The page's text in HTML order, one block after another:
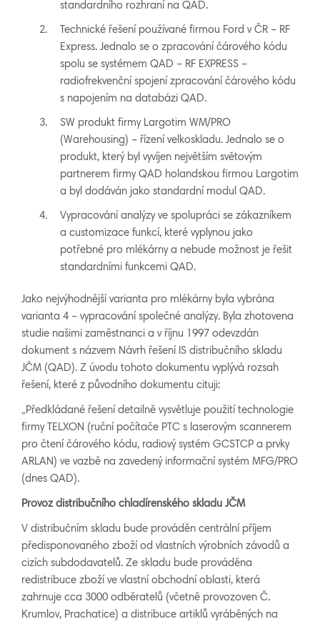
standardního rozhraní na QAD.
Technické řešení používané firmou Ford v ČR – RF
Express. Jednalo se o zpracování čárového kódu
spolu se systémem QAD – RF EXPRESS –
radiofrekvenční spojení zpracování čárového kódu
s napojením na databázi QAD.
SW produkt firmy Largotim WM/PRO
(Warehousing) – řízení velkoskladu. Jednalo se o
produkt, který byl vyvíjen největším světovým
partnerem firmy QAD holandskou firmou Largotim
a byl dodáván jako standardní modul QAD.
Vypracování analýzy ve spolupráci se zákazníkem
a customizace funkcí, které vyplynou jako
potřebné pro mlékárny a nebude možnost je řešit
standardními funkcemi QAD.
Jako nejvýhodnější varianta pro mlékárny byla vybrána
varianta 4 – vypracování společné analýzy. Byla zhotovena
studie našimi zaměstnanci a v říjnu 1997 odevzdán
dokument s názvem Návrh řešení IS distribučního skladu
JČM (QAD). Z úvodu tohoto dokumentu vyplývá rozsah
řešení, které z původního dokumentu cituji:
„Předkládané řešení detailně vysvětluje použití technologie
firmy TELXON (ruční počítače PTC s laserovým scannerem
pro čtení čárového kódu, radiový systém GCSTCP a prvky
ARLAN) ve vazbě na zavedený informační systém MFG/PRO
(dnes QAD).
Provoz distribučního chladírenského skladu JČM
V distribučním skladu bude prováděn centrální příjem
předisponovaného zboží od vlastních výrobních závodů a
cizích subdodavatelů. Ze skladu bude prováděna
redistribuce zboží ve vlastní obchodní oblasti, která
zahrnuje cca 3000 odběratelů (včetně provozoven Č.
Krumlov, Prachatice) a distribuce artiklů vyráběných na